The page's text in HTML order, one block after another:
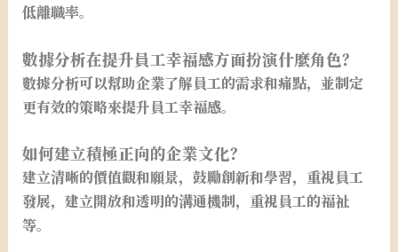
低離職率。
數據分析在提升員工幸福感方面扮演什麼角色？
數據分析可以幫助企業了解員工的需求和痛點，並制定
更有效的策略來提升員工幸福感。
如何建立積極正向的企業文化？
建立清晰的價值觀和願景，鼓勵創新和學習，重視員工
發展，建立開放和透明的溝通機制，重視員工的福祉
等。